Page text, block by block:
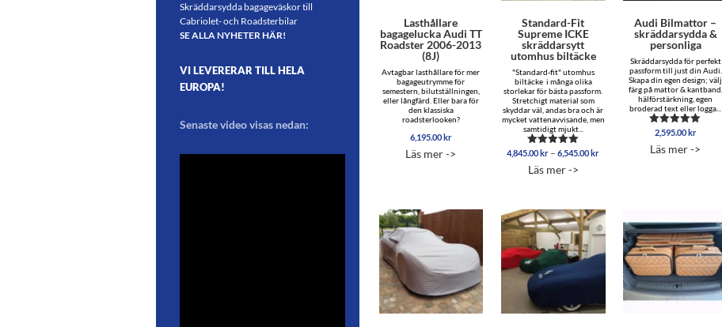
Lasthållare
bagagelucka Audi TT
Roadster 2006-2013
(8J)
Avtagbar lasthållare för mer
bagageutrymme för
semestern, bilutställningen,
eller långfärd. Eller bara för
den klassiska
roadsterlooken?
6,195.00 kr
Läs mer ->
Standard-Fit
Supreme ICKE
skräddarsytt
utomhus biltäcke
"Standard-fit" utomhus
biltäcke i många olika
storlekar för bästa passform.
Stretchigt material som
skyddar väl, andas bra och är
mycket vattenavvisande, men
samtidigt mjukt...
Betygsatt
av 5
4,845.00 kr – 6,545.00 krPrisintervall:
Läs mer ->
Audi Bilmattor –
skräddarsydda &
personliga
Skräddarsydda för perfekt
passform till just din Audi.
Skapa din egen design; välj
färg på mattor & kantband,
hälförstärkning, egen
broderad text eller logga...
Betygsatt
av 5
2,595.00 kr
Läs mer ->
Skräddarsydda bagageväskor till
Cabriolet- och Roadsterbilar
SE ALLA NYHETER HÄR!
VI LEVERERAR TILL HELA
EUROPA!
Senaste video visas nedan: